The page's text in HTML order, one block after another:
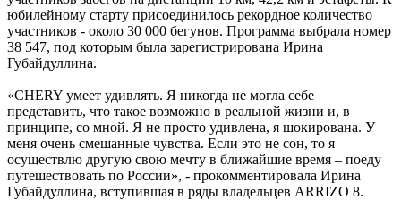
юбилейному старту присоединилось рекордное количество
участников - около 30 000 бегунов. Программа выбрала номер
38 547, под которым была зарегистрирована Ирина
Губайдуллина.
«CHERY умеет удивлять. Я никогда не могла себе
представить, что такое возможно в реальной жизни и, в
принципе, со мной. Я не просто удивлена, я шокирована. У
меня очень смешанные чувства. Если это не сон, то я
осуществлю другую свою мечту в ближайшие время – поеду
путешествовать по России», - прокомментировала Ирина
Губайдуллина, вступившая в ряды владельцев ARRIZO 8.